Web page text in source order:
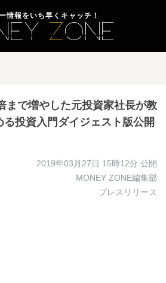
情報をいち早くキャッチ！
まで増やした元投資家社長が教
る投資入門ダイジェスト版公開
2019年03月27日 15時12分 公開
MONEY ZONE編集部
プレスリリース